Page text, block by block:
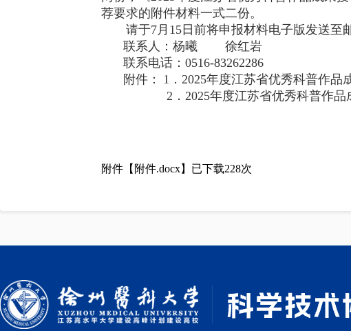
荐要求的附件材料一式二份。
请于7月15日前将申报材料电子版发送至
联系人：杨曦 徐红岩
联系电话： 0516-83262286
附件：
1．2025年度江苏省优秀科普作品
2．2025年度江苏省优秀科普作品
附件【 附件.docx】已下载228次